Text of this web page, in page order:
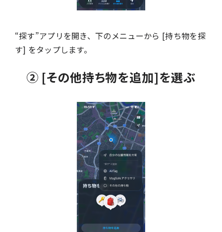
“探す”アプリを開き、下のメニューから [持ち物を探
す] をタップします。
② [その他持ち物を追加]を選ぶ